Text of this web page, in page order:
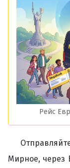
Рейс
Мирное, через